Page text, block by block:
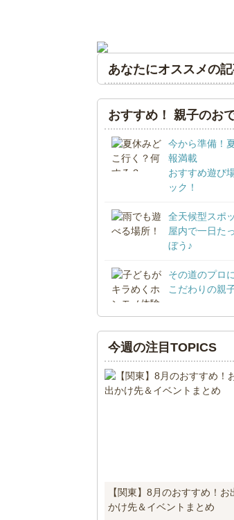
あなたにオススメの
おすすめ！ 親子のお
今から準備！
報満載
おすすめ遊び
ック！
全天候型スポ
屋内で一日た
ぼう♪
その道のプロ
こだわりの親
今週の注目TOPICS
【関東】8月のおすすめ！お
かけ先＆イベントまとめ